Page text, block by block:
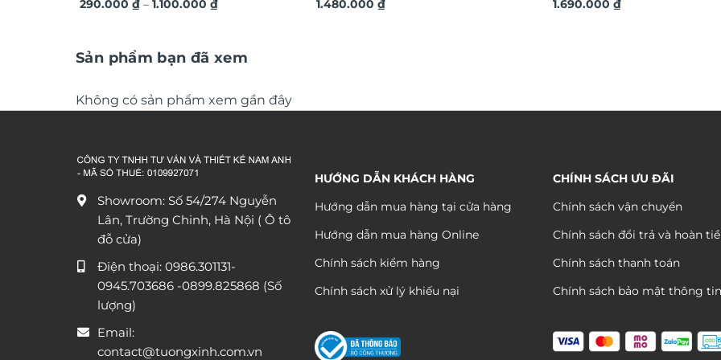
quà tặng sang trọng ý nghĩa TG4843
290.000₫ – 1.100.000₫Khoảng
1.100.000 ₫
TDV20
1.480.000₫
cao cấp TDV19
1.690.000 ₫
Sản phẩm bạn đã xem
Không có sản phẩm xem gần đây
Showroom: Số 54/274 Nguyễn
Lân, Trường Chinh, Hà Nội ( Ô tô
đỗ cửa)
Điện thoại: 0986.301131-
0945.703686 -0899.825868 (Số
lượng)
Email:
contact@tuongxinh.com.vn
HƯỚNG DẪN KHÁCH HÀNG
Hướng dẫn mua hàng tại cửa hàng
Hướng dẫn mua hàng Online
Chính sách kiểm hàng
Chính sách xử lý khiếu nại
CHÍNH SÁCH ƯU ĐÃI
Chính sách vận chuyển
Chính sách đổi trả và hoàn
Chính sách thanh toán
Chính sách bảo mật thông tin